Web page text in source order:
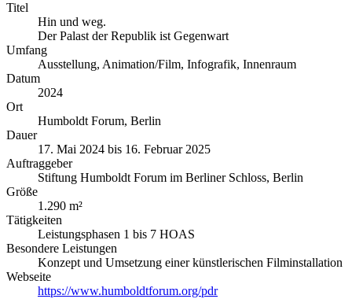
Titel
Hin und weg.
Der Palast der Republik ist Gegenwart
Umfang
Ausstellung, Animation/Film, Infografik, Innenraum
Datum
2024
Ort
Humboldt Forum, Berlin
Dauer
17. Mai 2024 bis 16. Februar 2025
Auftraggeber
Stiftung Humboldt Forum im Berliner Schloss, Berlin
Größe
1.290 m²
Tätigkeiten
Leistungsphasen 1 bis 7 HOAS
Besondere Leistungen
Konzept und Umsetzung einer künstlerischen Filminstallation
Webseite
https://www.humboldtforum.org/pdr